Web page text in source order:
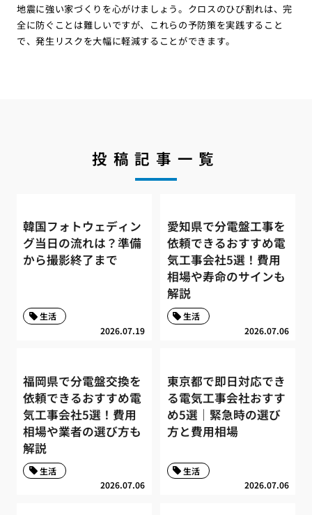
地震に強い家づくりを心がけましょう。クロスのひび割れは、完
全に防ぐことは難しいですが、これらの予防策を実践すること
で、発生リスクを大幅に軽減することができます。
投稿記事一覧
韓国フォトウェディン
グ当日の流れは？準備
から撮影終了まで
2026.07.19
生活
愛知県で分電盤工事を
依頼できるおすすめ電
気工事会社5選！費用
相場や寿命のサインも
解説
2026.07.06
生活
福岡県で分電盤交換を
依頼できるおすすめ電
気工事会社5選！費用
相場や業者の選び方も
解説
2026.07.06
生活
東京都で即日対応でき
る電気工事会社おすす
め5選｜緊急時の選び
方と費用相場
2026.07.06
生活